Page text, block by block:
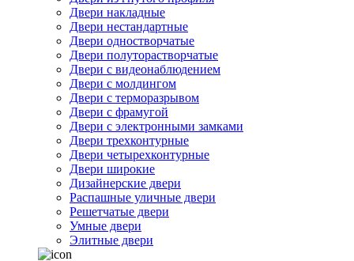
Двери накладные
Двери нестандартные
Двери одностворчатые
Двери полуторастворчатые
Двери с видеонаблюдением
Двери с молдингом
Двери с терморазрывом
Двери с фрамугой
Двери с электронными замками
Двери трехконтурные
Двери четырехконтурные
Двери широкие
Дизайнерские двери
Распашные уличные двери
Решетчатые двери
Умные двери
Элитные двери